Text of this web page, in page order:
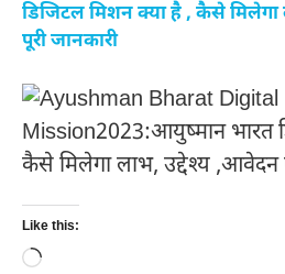
डिजिटल मिशन क्या है , कैसे
पूरी जानकारी
Like this:
Loading…